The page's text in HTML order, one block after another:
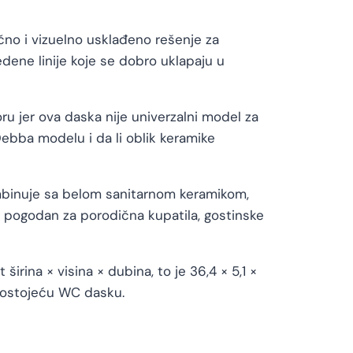
i vizuelno usklađeno rešenje za
linije koje se dobro uklapaju u
jer ova daska nije univerzalni model za
modelu i da li oblik keramike
sa belom sanitarnom keramikom,
za porodična kupatila, gostinske
× visina × dubina, to je 36,4 × 5,1 ×
WC dasku.